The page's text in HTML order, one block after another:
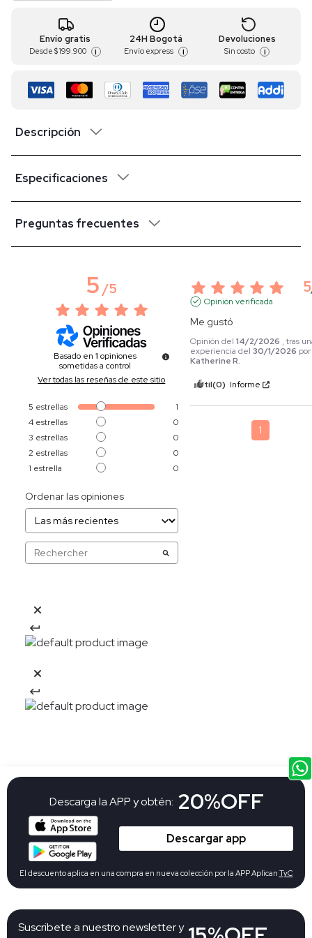
Envío gratis
Desde $ 199.900 i
24H Bogotá
Envío express i
Devoluciones
Sin costo i
Descripción
Especificaciones
Preguntas frecuentes
5/5
Basado en1 opiniones
sometidas a control
Ver todas las reseñas de este sitio
5 estrellas
1
4 estrellas
0
3 estrellas
0
2 estrellas
0
1 estrella 0
Ordenar las opiniones
5
Opinión verificada
Me gustó
Opinión del14/2/2026 , tras
experiencia del30/1/2026 por
Katherine R.
Útil(0) Informe
1
Suscribete a nuestro newsletter y
Descarga la APP y obtén: 20%OFF
Descargar app
El descuento aplica en una compra en nueva colección por la APP Aplican TyC